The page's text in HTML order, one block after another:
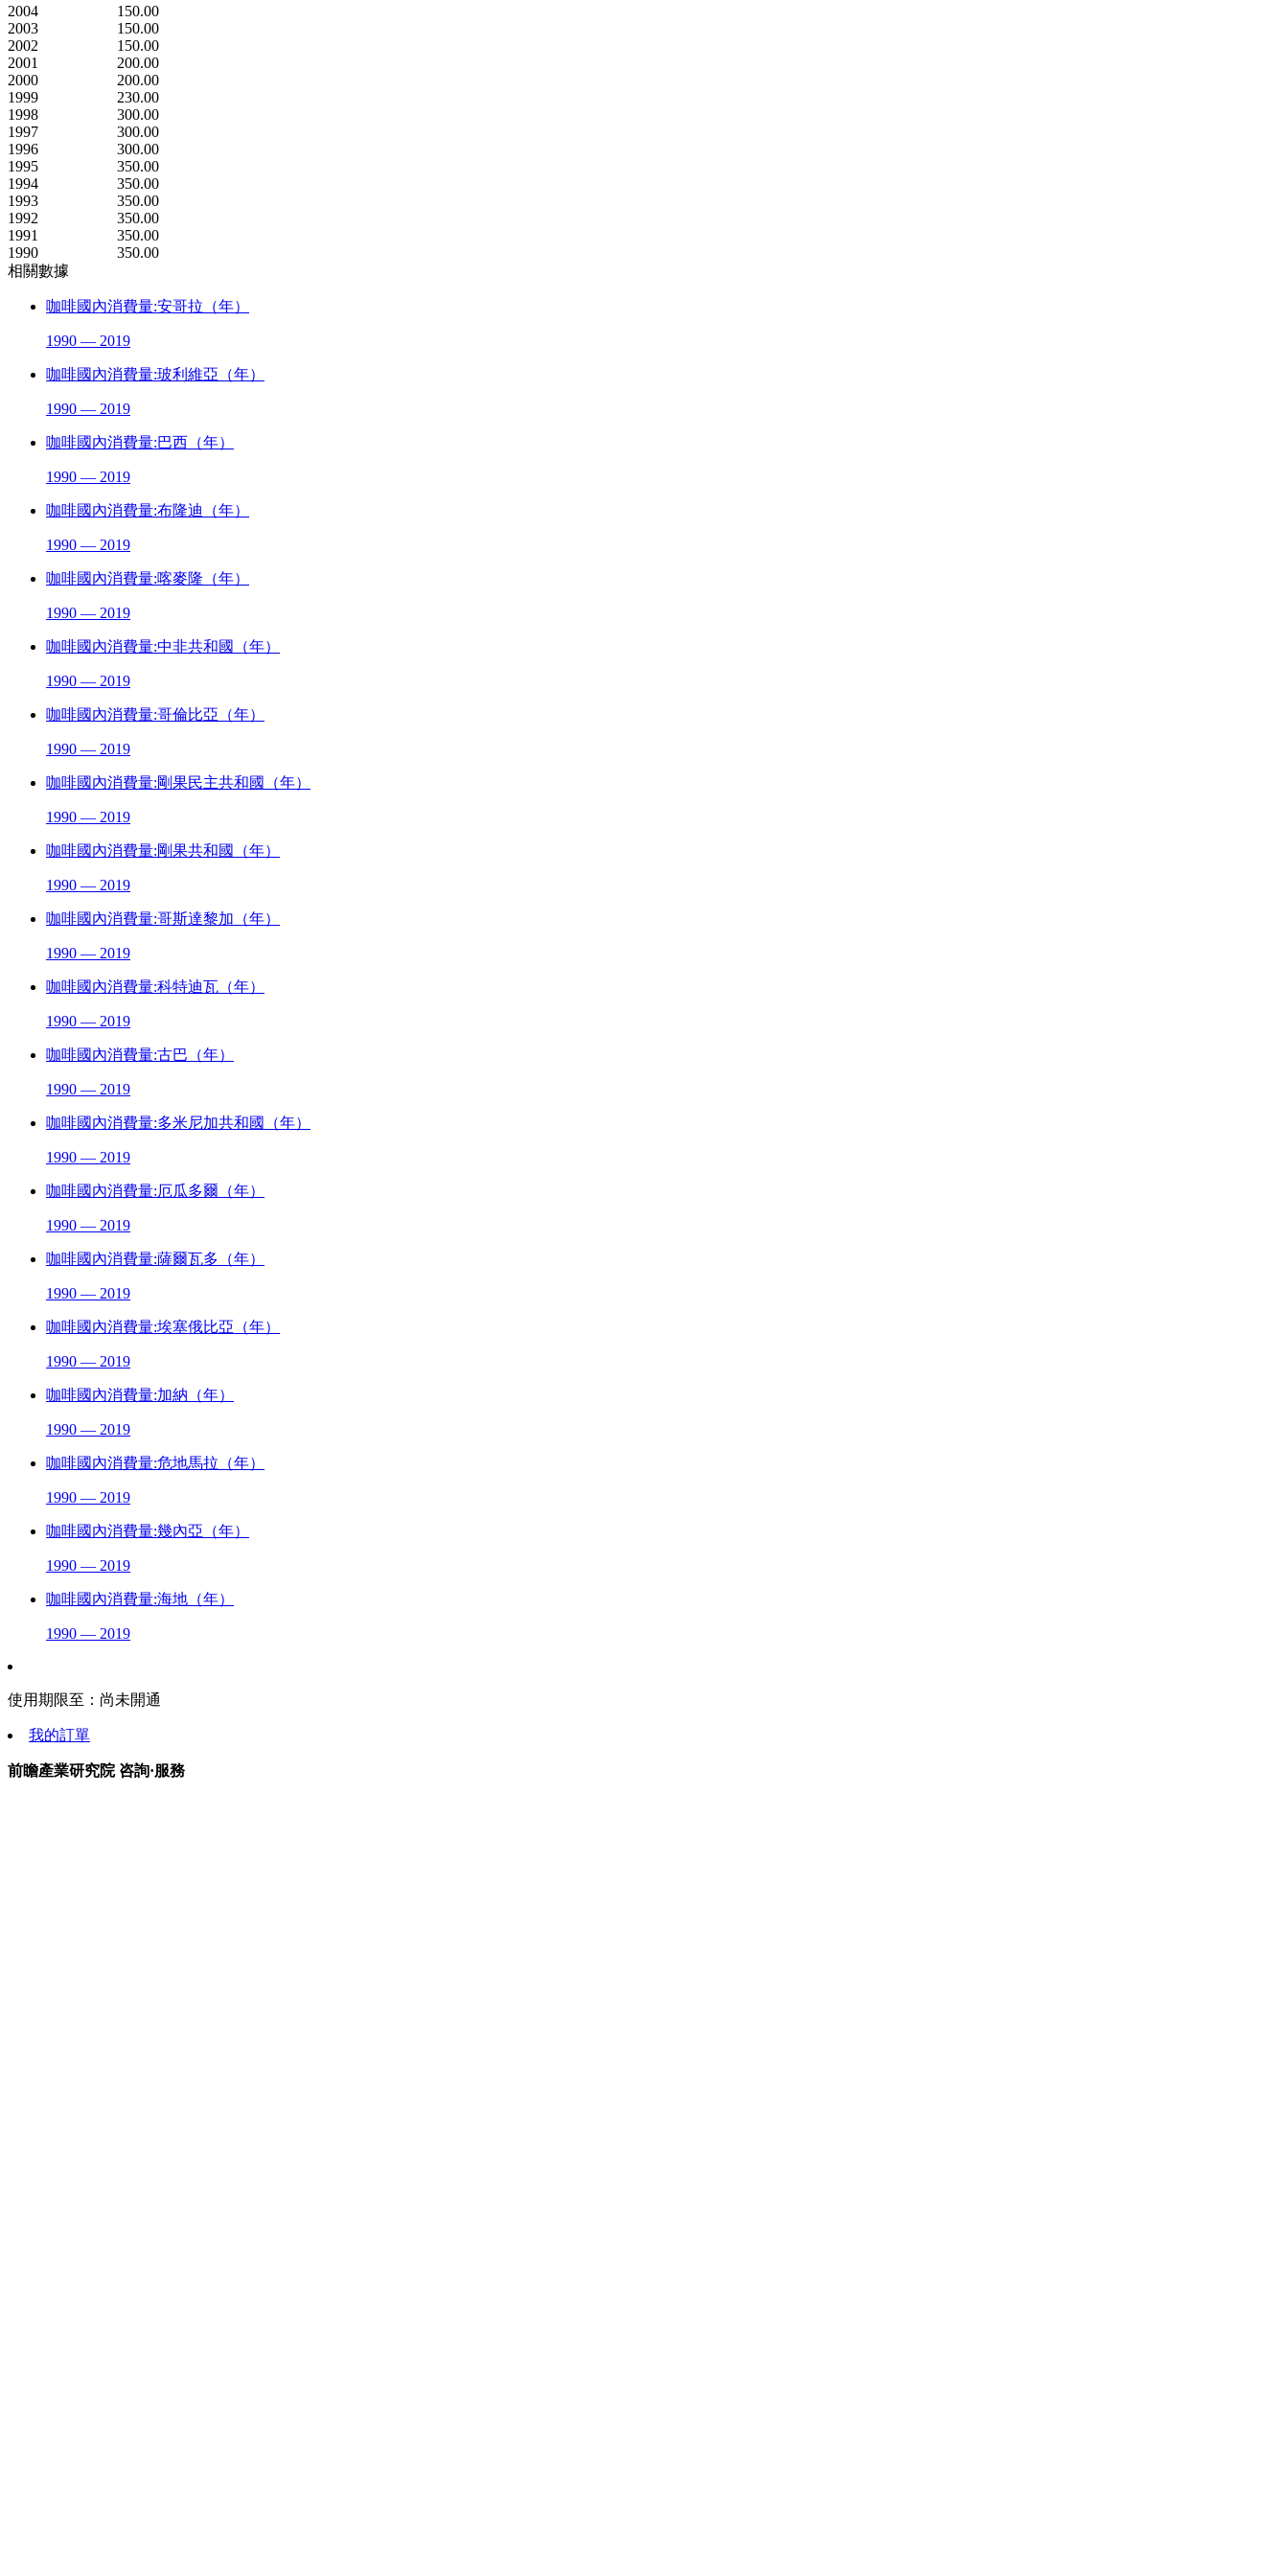
2004
150.00
2003
150.00
2002
150.00
2001
200.00
2000
200.00
1999
230.00
1998
300.00
1997
300.00
1996
300.00
1995
350.00
1994
350.00
1993
350.00
1992
350.00
1991
350.00
1990
350.00
相關數據
咖啡國內消費量:安哥拉（年）
1990 — 2019
咖啡國內消費量:玻利維亞（年）
1990 — 2019
咖啡國內消費量:巴西（年）
1990 — 2019
咖啡國內消費量:布隆迪（年）
1990 — 2019
咖啡國內消費量:喀麥隆（年）
1990 — 2019
咖啡國內消費量:中非共和國（年）
1990 — 2019
咖啡國內消費量:哥倫比亞（年）
1990 — 2019
咖啡國內消費量:剛果民主共和國（年）
1990 — 2019
咖啡國內消費量:剛果共和國（年）
1990 — 2019
咖啡國內消費量:哥斯達黎加（年）
1990 — 2019
咖啡國內消費量:科特迪瓦（年）
1990 — 2019
咖啡國內消費量:古巴（年）
1990 — 2019
咖啡國內消費量:多米尼加共和國（年）
1990 — 2019
咖啡國內消費量:厄瓜多爾（年）
1990 — 2019
咖啡國內消費量:薩爾瓦多（年）
1990 — 2019
咖啡國內消費量:埃塞俄比亞（年）
1990 — 2019
咖啡國內消費量:加納（年）
1990 — 2019
咖啡國內消費量:危地馬拉（年）
1990 — 2019
咖啡國內消費量:幾內亞（年）
1990 — 2019
咖啡國內消費量:海地（年）
1990 — 2019
使用期限至： 尚未開通
我的訂單
前瞻產業研究院 咨詢·服務